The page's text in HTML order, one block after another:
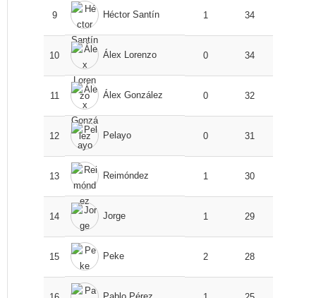
9 Héctor Santín 1 34
10 Álex Lorenzo 0 34
11 Álex González 0 32
12 Pelayo 0 31
13 Reimóndez 1 30
14 Jorge 1 29
15 Peke 2 28